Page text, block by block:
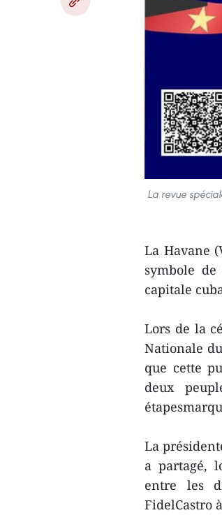
La revue
La Havane
symbole
capitale
Lors de la
Nationale
que cette
deux
La
a partagé,
entre les
FidelCastro